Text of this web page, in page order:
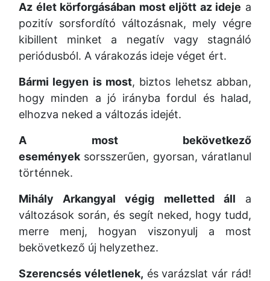
Az élet körforgásában most eljött az ideje a
pozitív sorsfordító változásnak, mely végre
kibillent minket a negatív vagy stagnáló
periódusból. A várakozás ideje véget ért.
Bármi legyen is most, biztos lehetsz abban,
hogy minden a jó irányba fordul és halad,
elhozva neked a változás idejét.
A most bekövetkező
események sorsszerűen, gyorsan, váratlanul
történnek.
Mihály Arkangyal végig melletted áll a
változások során, és segít neked, hogy tudd,
merre menj, hogyan viszonyulj a most
bekövetkező új helyzethez.
Szerencsés véletlenek, és varázslat vár rád!